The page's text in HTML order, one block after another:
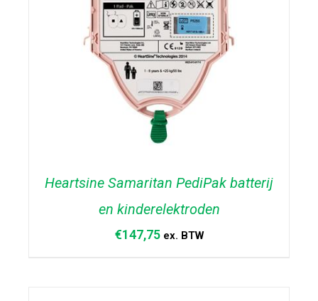
Heartsine Samaritan PediPak batterij
en kinderelektroden
€147,75 ex. BTW